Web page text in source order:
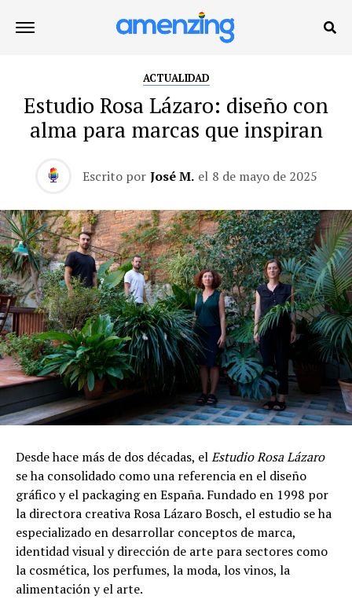
ACTUALIDAD
Estudio Rosa Lázaro: diseño con
alma para marcas que inspiran
Escrito por José M. el 8 de mayo de 2025
Desde hace más de dos décadas, elEstudio Rosa Lázaro
se ha consolidado como una referencia en el diseño
gráfico y el packaging en España. Fundado en 1998 por
la directora creativa Rosa Lázaro Bosch, el estudio se ha
especializado en desarrollar conceptos de marca,
identidad visual y dirección de arte para sectores como
la cosmética, los perfumes, la moda, los vinos, la
alimentación y el arte.